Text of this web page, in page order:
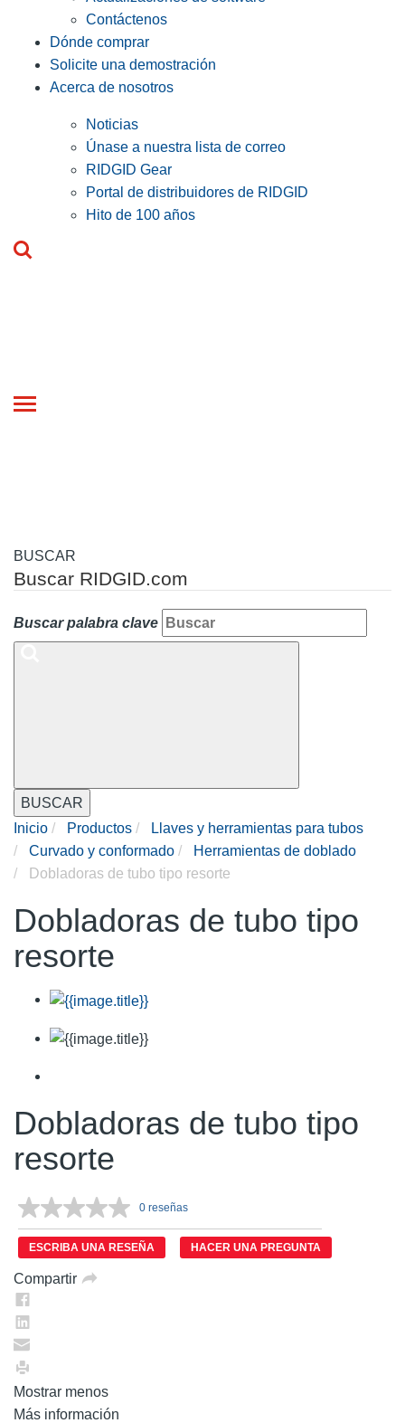
Contáctenos
Dónde comprar
Solicite una demostración
Acerca de nosotros
Noticias
Únase a nuestra lista de correo
RIDGID Gear
Portal de distribuidores de RIDGID
Hito de 100 años
Toggle
BUSCAR
Buscar RIDGID.com
Buscar palabra clave
BUSCAR
Inicio
Productos
Llaves y herramientas para tubos
Curvado y conformado
Herramientas de doblado
Dobladoras de tubo tipo resorte
Dobladoras de tubo tipo
resorte
Dobladoras de tubo tipo
resorte
Sin
puntuación.
Enlace
en
0 reseñas
ESCRIBA UNA RESEÑA HACER UNA PREGUNTA
Compartir
Mostrar menos
Más información